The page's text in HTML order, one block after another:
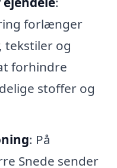
forlænger
tekstiler og
forhindre
stoffer og
: På
Snede sender